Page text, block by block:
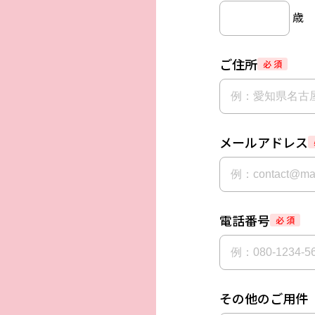
歳
ご住所 必 須
メールアドレス
電話番号 必 須
その他のご用件